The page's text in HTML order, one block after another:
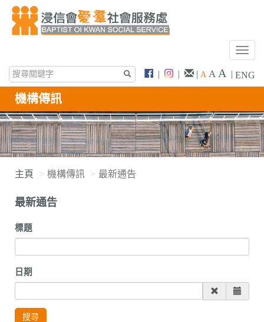
T
g
e
n
a
v
| | | A A A | ENG
機構傳訊
主頁 機構傳訊 最新通告
最新通告
標題
日期
搜尋